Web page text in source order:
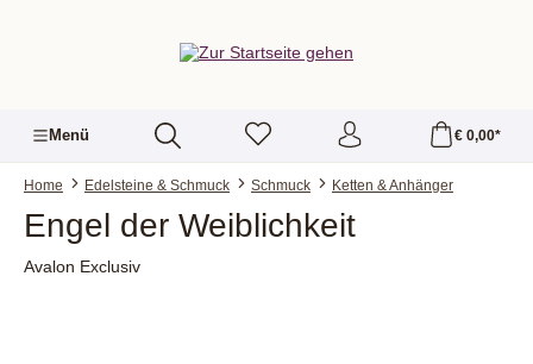
Menü € 0,00*
Home Edelsteine & Schmuck Schmuck Ketten & Anhänger
Engel der Weiblichkeit
Avalon Exclusiv